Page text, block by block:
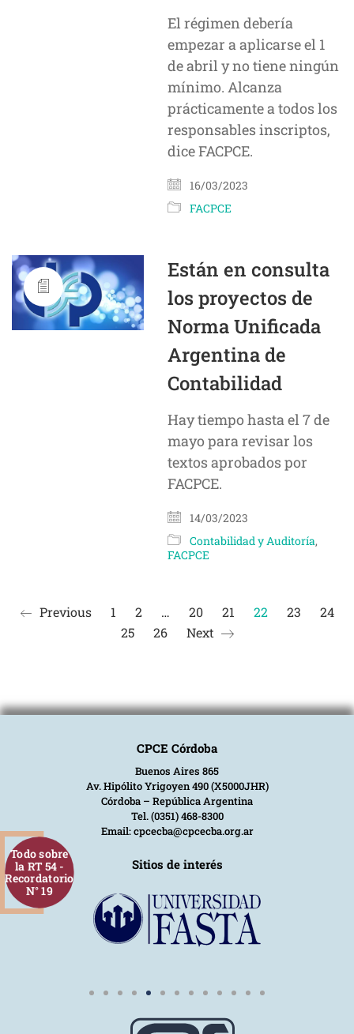
Todo sobre
la RT 54 -
Recordatorio
N° 19
El régimen debería
empezar a aplicarse el 1
de abril y no tiene ningún
mínimo. Alcanza
prácticamente a todos los
responsables inscriptos,
dice FACPCE.
16/03/2023
FACPCE
Están en consulta
los proyectos de
Norma Unificada
Argentina de
Contabilidad
Hay tiempo hasta el 7 de
mayo para revisar los
textos aprobados por
FACPCE.
14/03/2023
Contabilidad y Auditoría,
FACPCE
Previous 1 2 … 20 21 22 23
24
25
26 Next
CPCE Córdoba
Buenos Aires 865
Av. Hipólito Yrigoyen 490 (X5000JHR)
Córdoba – República Argentina
Tel. (0351) 468-8300
Email: cpcecba@cpcecba.org.ar
Sitios de interés